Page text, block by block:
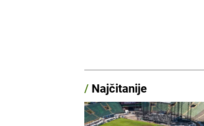
/ Najčitanije